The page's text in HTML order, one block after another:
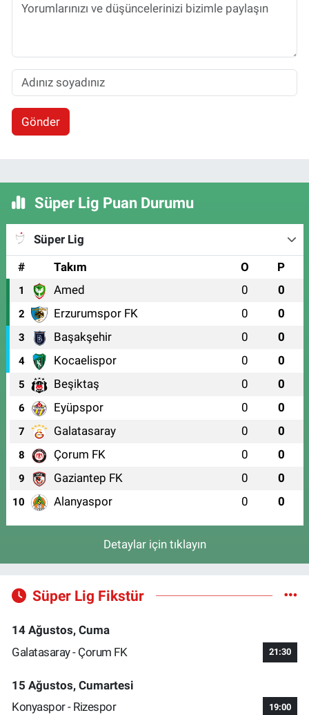
Gönder
Süper Lig Puan Durumu
Süper Lig
#
Takım O P
1 Amed 0 0
2 Erzurumspor FK 0 0
3 Başakşehir 0 0
4 Kocaelispor 0 0
5 Beşiktaş 0 0
6 Eyüpspor 0 0
7 Galatasaray 0 0
8 Çorum FK 0 0
9 Gaziantep FK 0 0
10 Alanyaspor 0 0
Detaylar için tıklayın
Süper Lig Fikstür
14 Ağustos, Cuma
Galatasaray - Çorum FK
21:30
15 Ağustos, Cumartesi
Konyaspor - Rizespor
19:00